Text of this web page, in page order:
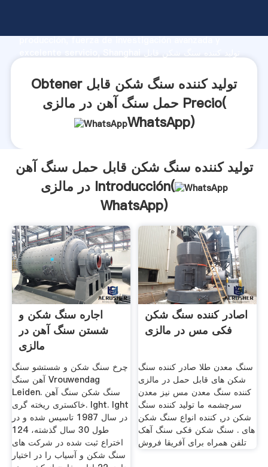
producción, fuerza de investigación avanzada y
valores a todos los clientes.
Obtener تولید کننده سنگ شکن قابل
حمل سنگ آهن در مالزی Precio(
WhatsApp)
تولید کننده سنگ شکن قابل حمل سنگ آهن
در مالزی Introducción(
WhatsApp)
اجاره سنگ شکن و
شستن سنگ آهن در
مالزی
چرخ سنگ شکن و شستشو سنگ
آهن سنگ Vrouwendag
Leiden. سنگ شکن سنگ آهن
خاکستری ریخته گری. lght. lght
در سال 1987 تاسیس شده و در
طول 30 سال گذشته، 124
اختراع ثبت شده در شركت های
سنگ شكن و آسیاب را در اختیار
اصادر کننده سنگ شکن
فکی مس در مالزی
سنگ معدن طلا صادر کننده سنگ
شکن های قابل حمل در مالزی
کننده سنگ معدن مس نیز معدن
سرچشمه ما تولید کننده سنگ
شکن در, کننده انواع سنگ شکن
های . سنگ شکن فکی سنگ آهک
تلفن همراه برای آفریقا فروش